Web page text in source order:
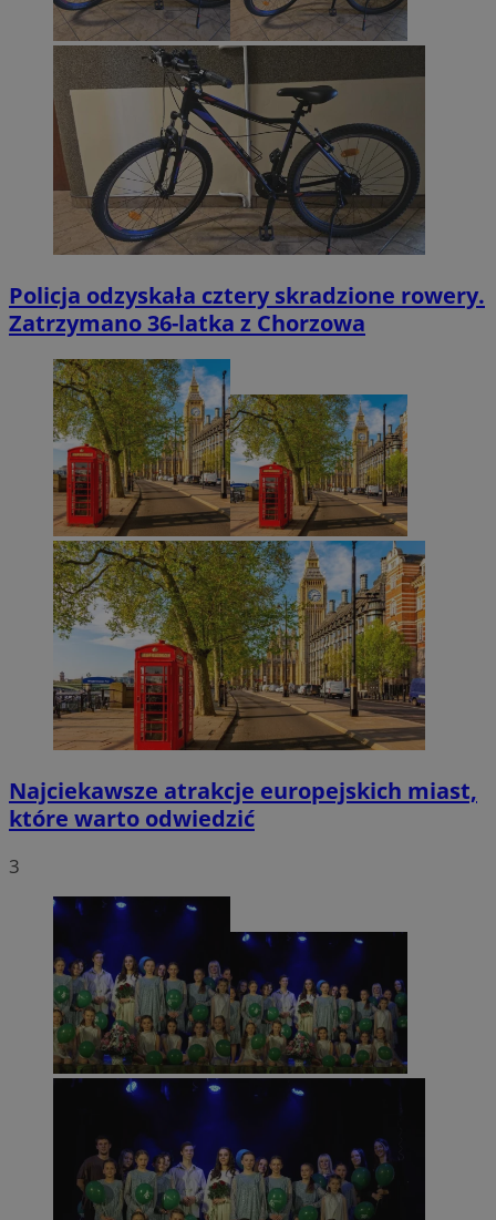
Policja odzyskała cztery skradzione rowery.
Zatrzymano 36-latka z Chorzowa
Najciekawsze atrakcje europejskich miast,
które warto odwiedzić
3